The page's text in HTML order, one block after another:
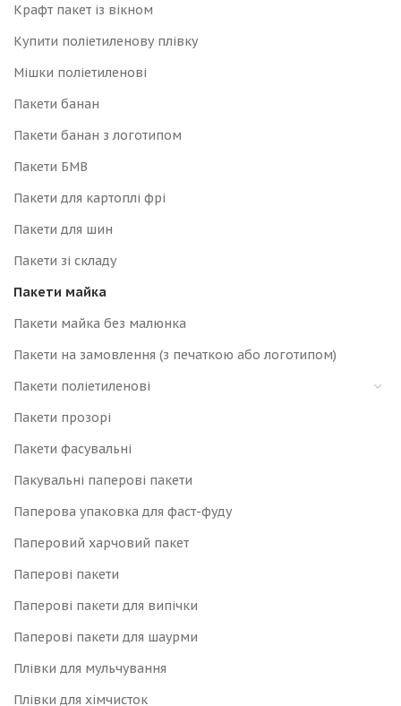
Крафт пакет із вікном
Купити поліетиленову плівку
Мішки поліетиленові
Пакети банан
Пакети банан з логотипом
Пакети БМВ
Пакети для картоплі фрі
Пакети для шин
Пакети зі складу
Пакети майка
Пакети майка без малюнка
Пакети на замовлення (з печаткою або логотипом)
Пакети поліетиленові
Пакети прозорі
Пакети фасувальні
Пакувальні паперові пакети
Паперова упаковка для фаст-фуду
Паперовий харчовий пакет
Паперові пакети
Паперові пакети для випічки
Паперові пакети для шаурми
Плівки для мульчування
Плівки для хімчисток